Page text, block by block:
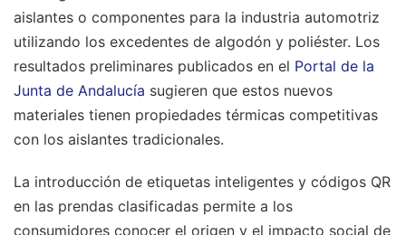
aislantes o componentes para la industria automotriz
utilizando los excedentes de algodón y poliéster. Los
resultados preliminares publicados en el Portal de la
Junta de Andalucía sugieren que estos nuevos
materiales tienen propiedades térmicas competitivas
con los aislantes tradicionales.
La introducción de etiquetas inteligentes y códigos QR
en las prendas clasificadas permite a los
consumidores conocer el origen y el impacto social de